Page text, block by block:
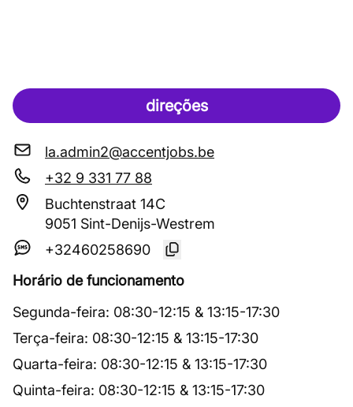
direções
la.admin2@accentjobs.be
+32 9 331 77 88
Buchtenstraat 14C
9051 Sint-Denijs-Westrem
+32460258690
Horário de funcionamento
Segunda-feira: 08:30-12:15 & 13:15-17:30
Terça-feira: 08:30-12:15 & 13:15-17:30
Quarta-feira: 08:30-12:15 & 13:15-17:30
Quinta-feira: 08:30-12:15 & 13:15-17:30